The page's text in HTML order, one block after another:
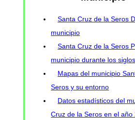
Santa Cruz de la Seros
municipio
Santa Cruz de la Seros
municipio durante los
Mapas del municipio
Seros y su entorno
Datos estadísticos del
Cruz de la Seros en el año